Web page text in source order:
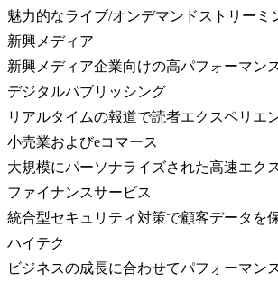
魅力的なライブ/オンデマンドストリーミ
新興メディア
新興メディア企業向けの高パフォーマン
デジタルパブリッシング
リアルタイムの報道で読者エクスペリエ
小売業およびeコマース
大規模にパーソナライズされた高速エク
ファイナンスサービス
統合型セキュリティ対策で顧客データを
ハイテク
ビジネスの成長に合わせてパフォーマン